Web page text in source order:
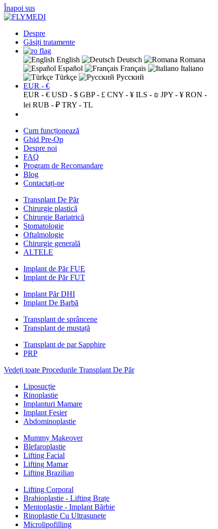
Înapoi sus
Despre
Găsiți tratamente
English Deutsch
Romana
Español
Français
Italiano
Türkçe
Русский
EUR - €
EUR - € USD - $ GBP - £ CNY - ¥ ILS - ₪ JPY - ¥ RON -
lei RUB - ₽ TRY - TL
Cum funcționează
Ghid Pre-Op
Despre noi
FAQ
Program de Recomandare
Blog
Contactați-ne
Transplant De Păr
Chirurgie plastică
Chirurgie Bariatrică
Stomatologie
Oftalmologie
Chirurgie generală
ALTELE
Implant de Păr FUE
Implant de Păr FUT
Implant Păr DHI
Implant De Barbă
Transplant de sprâncene
Transplant de mustață
Transplant de par Sapphire
PRP
Vedeți toate Procedurile Transplant De Păr
Liposucție
Rinoplastie
Implanturi Mamare
Implant Fesier
Abdominoplastie
Mummy Makeover
Blefaroplastie
Lifting Facial
Lifting Mamar
Lifting Brazilian
Lifting Corporal
Brahioplastie - Lifting Brațe
Mentoplastie - Implant Bărbie
Rinoplastie Cu Ultrasunete
Microlipofilling